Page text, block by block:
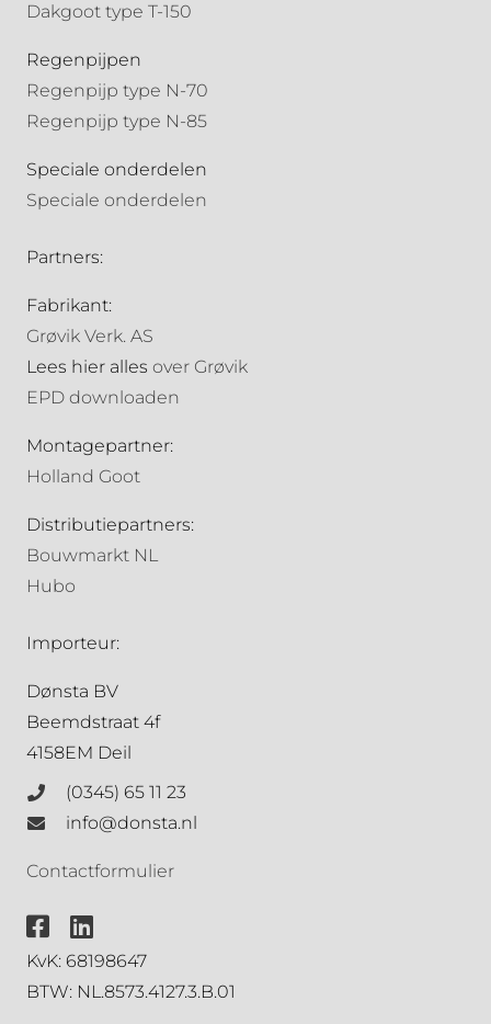
Dakgoot type T-150
Regenpijpen
Regenpijp type N-70
Regenpijp type N-85
Speciale onderdelen
Speciale onderdelen
Partners:
Fabrikant:
Grøvik Verk. AS
Lees hier alles over Grøvik
EPD downloaden
Montagepartner:
Holland Goot
Distributiepartners:
Bouwmarkt NL
Hubo
Importeur:
Dønsta BV
Beemdstraat 4f
4158EM Deil
(0345) 65 11 23
info@donsta.nl
Contactformulier
KvK: 68198647
BTW: NL.8573.4127.3.B.01